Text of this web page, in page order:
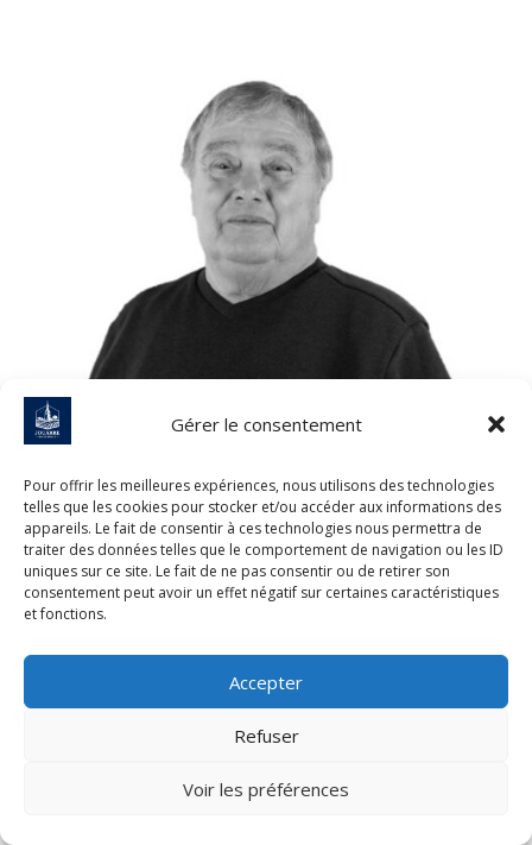
Gérer le consentement
Pour offrir les meilleures expériences, nous utilisons des technologies
telles que les cookies pour stocker et/ou accéder aux informations des
appareils. Le fait de consentir à ces technologies nous permettra de
traiter des données telles que le comportement de navigation ou les ID
uniques sur ce site. Le fait de ne pas consentir ou de retirer son
consentement peut avoir un effet négatif sur certaines caractéristiques
et fonctions.
Accepter
Refuser
Voir les préférences
Gilbert ANCERET
77 ans, Bourg